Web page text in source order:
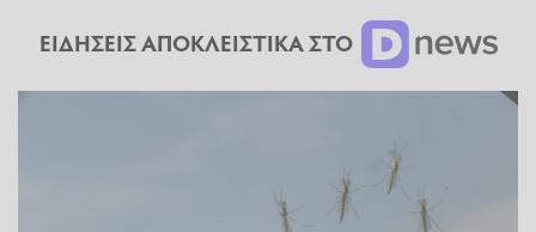
ΕΙΔΗΣΕΙΣ ΑΠΟΚΛΕΙΣΤΙΚΑ ΣΤΟ